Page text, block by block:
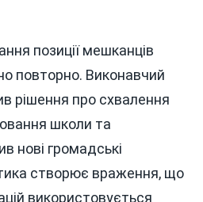
позиції мешканців
повторно. Виконавчий
рішення про схвалення
школи та
нові громадські
створює враження, що
використовується